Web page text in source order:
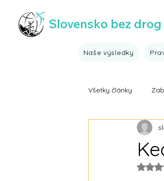
Slovensko bez drog
Naše výsledky
Všetky články
Nezaradené
Výsledky